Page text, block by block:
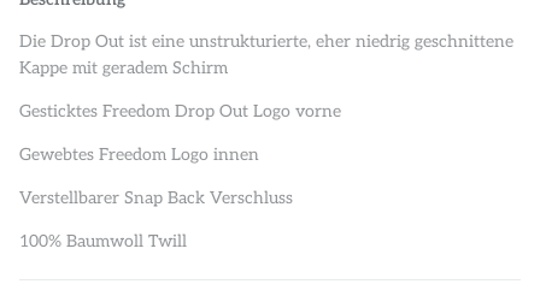
Die Drop Out ist eine unstrukturierte, eher niedrig geschnittene
Kappe mit geradem Schirm
Gesticktes Freedom Drop Out Logo vorne
Gewebtes Freedom Logo innen
Verstellbarer Snap Back Verschluss
100% Baumwoll Twill